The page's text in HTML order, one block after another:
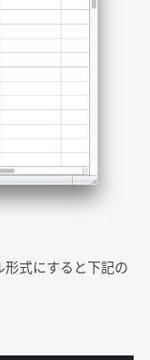
式にすると下記の